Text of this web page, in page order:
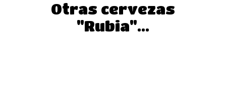
Otras cervezas
"Rubia"...